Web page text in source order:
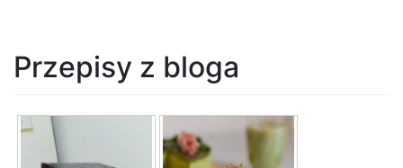
Przepisy z bloga